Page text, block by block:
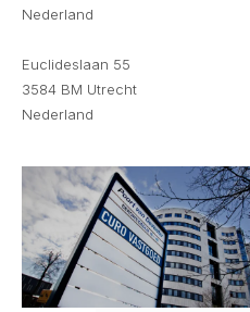
Nederland
Euclideslaan 55
3584 BM Utrecht
Nederland